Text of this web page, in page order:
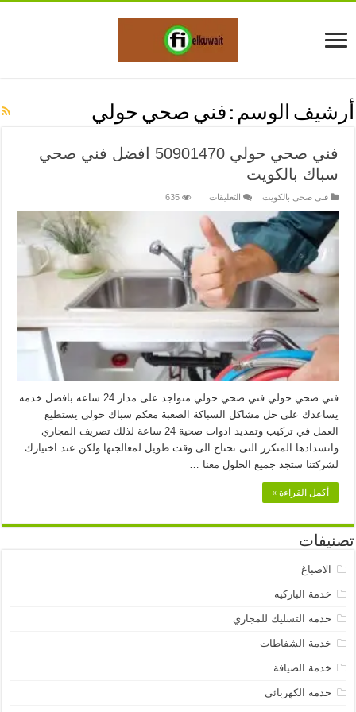
أرشيف الوسم : فني صحي حولي
فني صحي حولي 50901470 افضل فني صحي
سباك بالكويت
فنى صحى بالكويت التعليقات
صحي
حولي
50901470
افضل
فني
صحي
سباك
بالكويت
مغلقة
635
فني صحي حولي فني صحي حولي متواجد على مدار 24 ساعه بافضل خدمه
يساعدك على حل مشاكل السباكة الصعبة معكم سباك حولي يستطيع
العمل في تركيب وتمديد ادوات صحية 24 ساعة لذلك تصريف المجاري
وانسدادها المتكرر التى تحتاج الى وقت طويل لمعالجتها ولكن عند اختيارك
لشركتنا ستجد جميع الحلول معنا …
أكمل القراءة »
تصنيفات
الاصباغ
خدمة الباركيه
خدمة التسليك للمجاري
خدمة الشفاطات
خدمة الضيافة
خدمة الكهربائي